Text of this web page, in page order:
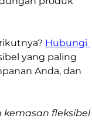
Hubungi
yang paling
Anda, dan
fleksibel